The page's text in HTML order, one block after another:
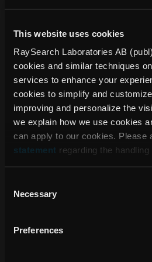
This website uses cookies
RaySearch Laboratories AB
cookies and similar techniques
services to enhance your
cookies to simplify and
improving and personalize the
we explain how we use cookies
can apply to our cookies. Please
statement regarding the
Selection
Necessary
Preferences
styrelse avgick.
VÄSTENTLIGA
PERIODENS UTGÅNG
McLaren Proton Therapy
Institute i Flint, Michigan,
RayStation.
Günther Mårder valdes som